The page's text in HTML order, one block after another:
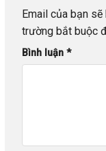
Email của bạn
trường bắt buộc
Bình luận *